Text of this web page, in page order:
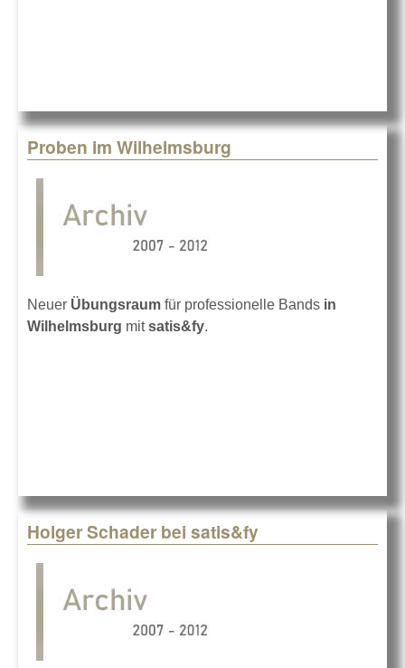
Proben im Wilhelmsburg
Neuer Übungsraum für professionelle Bands in
Wilhelmsburg mitsatis&fy.
Holger Schader bei satis&fy